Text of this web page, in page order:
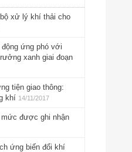
xử lý khí thải cho
động ứng phó với
xanh giai đoạn
tiện giao thông:
khí 14/11/2017
được ghi nhận
ứng biến đổi khí